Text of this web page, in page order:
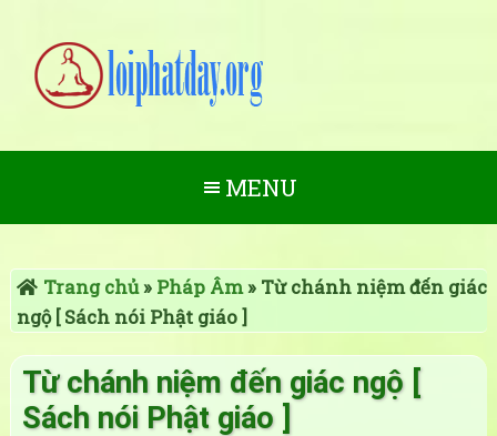
MENU
Trang chủ» Pháp Âm» Từ chánh niệm đến giác
ngộ [ Sách nói Phật giáo ]
Từ chánh niệm đến giác ngộ [
Sách nói Phật giáo ]